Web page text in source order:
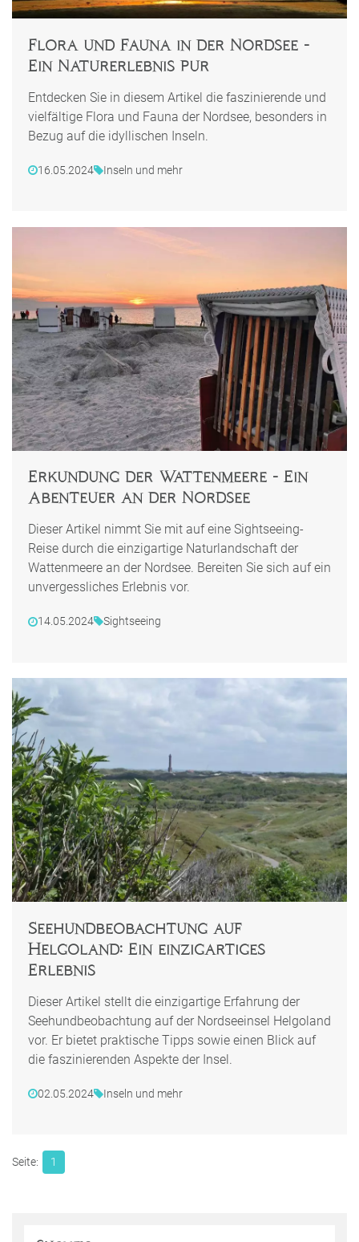
Flora und Fauna in der Nordsee -
Ein Naturerlebnis pur
Entdecken Sie in diesem Artikel die faszinierende und
vielfältige Flora und Fauna der Nordsee, besonders in
Bezug auf die idyllischen Inseln.
16.05.2024 Inseln und mehr
Erkundung der Wattenmeere - Ein
Abenteuer an der Nordsee
Dieser Artikel nimmt Sie mit auf eine Sightseeing-
Reise durch die einzigartige Naturlandschaft der
Wattenmeere an der Nordsee. Bereiten Sie sich auf ein
unvergessliches Erlebnis vor.
14.05.2024 Sightseeing
Seehundbeobachtung auf
Helgoland: Ein einzigartiges
Erlebnis
Dieser Artikel stellt die einzigartige Erfahrung der
Seehundbeobachtung auf der Nordseeinsel Helgoland
vor. Er bietet praktische Tipps sowie einen Blick auf
die faszinierenden Aspekte der Insel.
02.05.2024 Inseln und mehr
1